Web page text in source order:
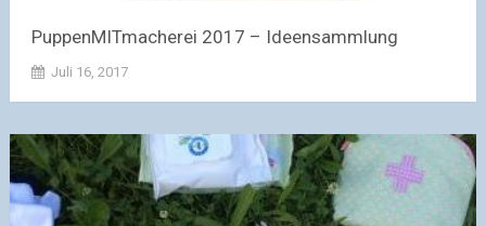
PuppenMITmacherei 2017 – Ideensammlung
Juli 16, 2017